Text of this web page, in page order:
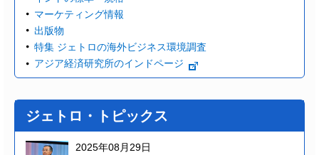
マーケティング情報
出版物
特集 ジェトロの海外ビジネス環境調査
アジア経済研究所のインドページ
ジェトロ・トピックス
2025年08月29日